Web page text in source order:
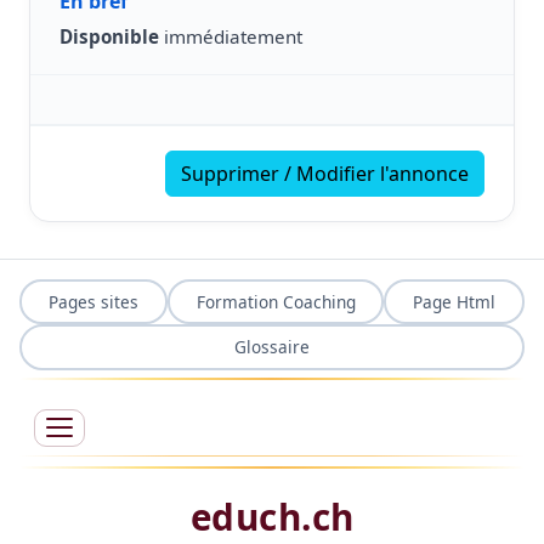
Disponible immédiatement
Supprimer / Modifier l'annonce
Pages sites Formation Coaching
Page Html
Glossaire
educh.ch